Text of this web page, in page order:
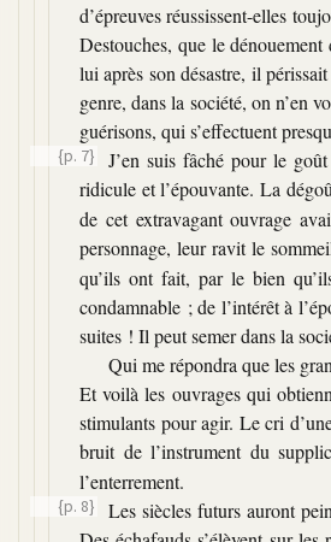
d’épreuves réussissent-elles
Destouches, que le dénouement
lui après son désastre, il
genre, dans la société, on n’en
guérisons, qui s’effectuent
{p. 7}
J’en suis fâché pour le
ridicule et l’épouvante. La
de cet extravagant ouvrage
personnage, leur ravit le
qu’ils ont fait, par le bien
condamnable ; de l’intérêt à
suites ! Il peut semer dans la
Qui me répondra que les
Et voilà les ouvrages qui
stimulants pour agir. Le cri
bruit de l’instrument du
l’enterrement.
Les siècles futurs auront
{p. 8}